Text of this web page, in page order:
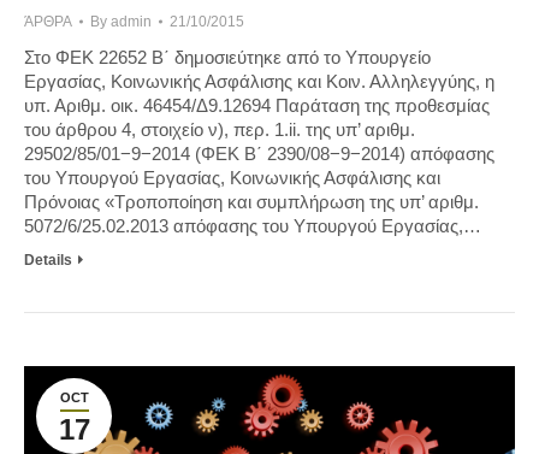
ΆΡΘΡΑ By admin 21/10/2015
Στο ΦΕΚ 22652 Β΄ δημοσιεύτηκε από το Υπουργείο
Εργασίας, Κοινωνικής Ασφάλισης και Κοιν. Αλληλεγγύης, η
υπ. Αριθμ. οικ. 46454/Δ9.12694 Παράταση της προθεσμίας
του άρθρου 4, στοιχείο ν), περ. 1.ii. της υπ’ αριθμ.
29502/85/01−9−2014 (ΦΕΚ Β΄ 2390/08−9−2014) απόφασης
του Υπουργού Εργασίας, Κοινωνικής Ασφάλισης και
Πρόνοιας «Τροποποίηση και συμπλήρωση της υπ’ αριθμ.
5072/6/25.02.2013 απόφασης του Υπουργού Εργασίας,…
Details
OCT
17